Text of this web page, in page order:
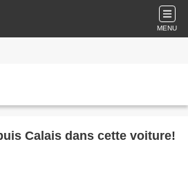
MENU
Calais dans cette voiture!